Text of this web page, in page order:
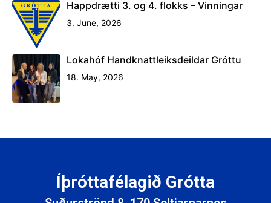
Happdrætti 3. og 4. flokks – Vinningar
3. June, 2026
Lokahóf Handknattleiksdeildar Gróttu
18. May, 2026
Íþróttafélagið Grótta